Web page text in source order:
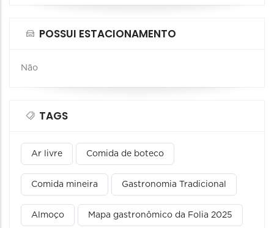
POSSUI ESTACIONAMENTO
Não
TAGS
Ar livre Comida de boteco
Comida mineira Gastronomia Tradicional
Almoço Mapa gastronômico da Folia 2025